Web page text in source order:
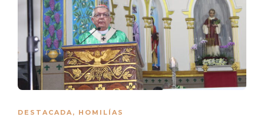
DESTACADA , HOMILÍAS